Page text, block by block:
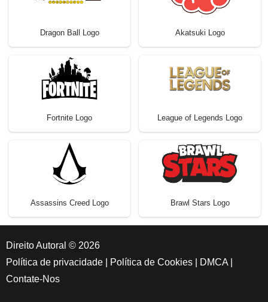
Dragon Ball Logo Akatsuki Logo
Fortnite Logo League of Legends Logo
Assassins Creed Logo Brawl Stars Logo
Direito Autoral © 2026
Política de privacidade
Política de Cookies DMCA
Contate-Nos